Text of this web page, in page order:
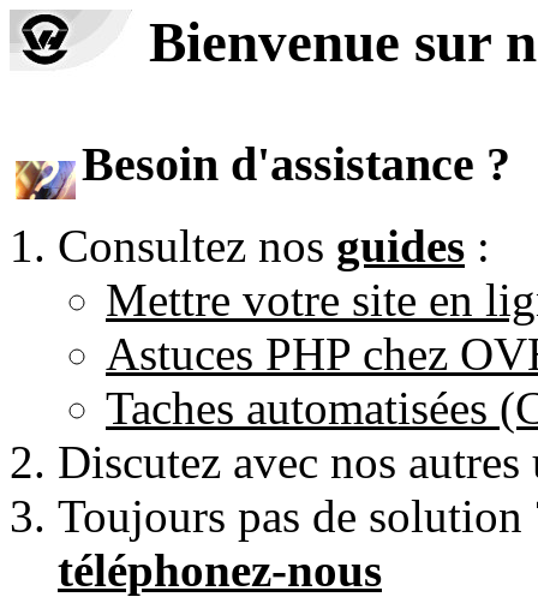
Bienvenue sur
Besoin d'assistance ?
Consultez nos guides :
Mettre votre site en
Astuces PHP chez
Taches automatisées
Discutez avec nos
Toujours pas de
téléphonez-nous